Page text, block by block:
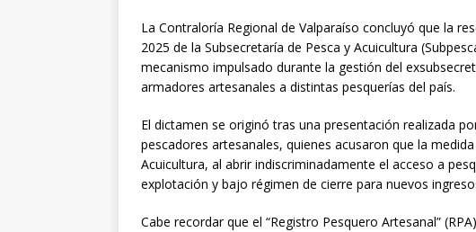
La Contraloría Regional de Valparaíso concluyó que la
2025 de la Subsecretaría de Pesca y Acuicultura
mecanismo impulsado durante la gestión del
armadores artesanales a distintas pesquerías del país.
El dictamen se originó tras una presentación realizada
pescadores artesanales, quienes acusaron que la
Acuicultura, al abrir indiscriminadamente el acceso a
explotación y bajo régimen de cierre para nuevos
Cabe recordar que el “Registro Pesquero Artesanal”